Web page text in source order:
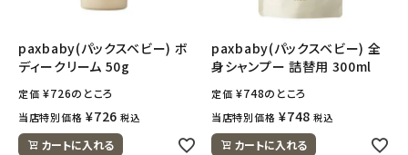
paxbaby(パックスベビー) ボ
ディークリーム 50g
定価 ¥726のところ
当店特別価格 ¥726 税込
カートに入れる
paxbaby(パックスベビー) 全
身シャンプー 詰替用 300ml
定価 ¥748のところ
当店特別価格 ¥748 税込
カートに入れる